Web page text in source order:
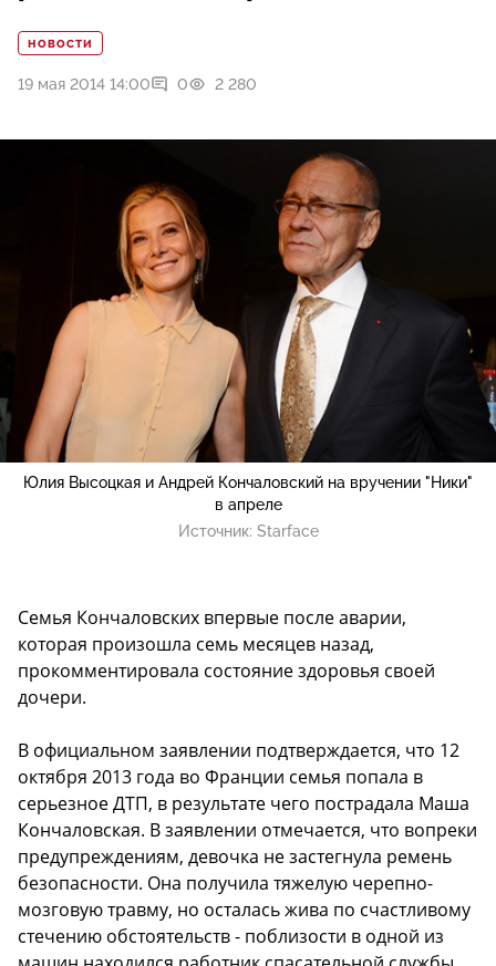
НОВОСТИ
19 мая 2014 14:00 0 2 280
Юлия Высоцкая и Андрей Кончаловский на вручении "Ники"
в апреле
Источник: Starface
Семья Кончаловских впервые после аварии,
которая произошла семь месяцев назад,
прокомментировала состояние здоровья своей
дочери.
В официальном заявлении подтверждается, что 12
октября 2013 года во Франции семья попала в
серьезное ДТП, в результате чего пострадала Маша
Кончаловская. В заявлении отмечается, что вопреки
предупреждениям, девочка не застегнула ремень
безопасности. Она получила тяжелую черепно-
мозговую травму, но осталась жива по счастливому
стечению обстоятельств - поблизости в одной из